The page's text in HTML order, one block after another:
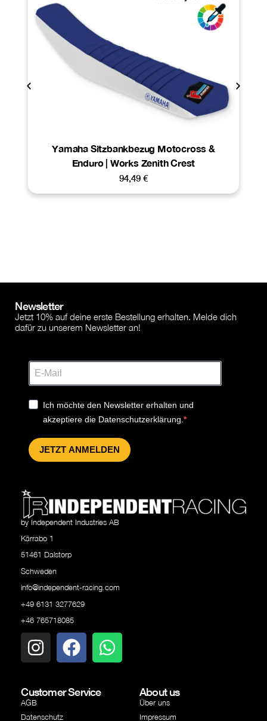
Yamaha Sitzbankbezug Motocross &
Enduro | Works Zenith Crest
94,49 €
by Independent Industries AB
Kärrabo 1
51461 Dalstorp
Schweden
info@independent-racing.com
+49 6131 3277629
+46 765718085
Customer Service
AGB
Datenschutz
About us
Über uns
Impressum
Newsletter
Jetzt 10% auf deine erste Bestellung erhalten. Melde dich
dafür zu unserem Newsletter an!
Ich möchte den Newsletter erhalten und
akzeptiere die Datenschutzerklärung.
JETZT ANMELDEN